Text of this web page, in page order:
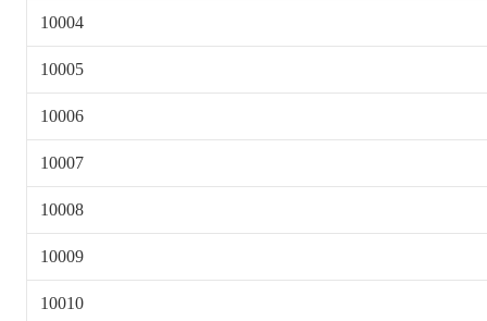
10004
10005
10006
10007
10008
10009
10010